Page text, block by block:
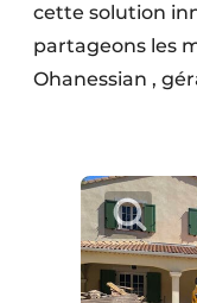
cette solution
partageons les
Ohanessian ,